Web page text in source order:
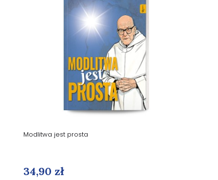
Modlitwa jest prosta
34,90 zł